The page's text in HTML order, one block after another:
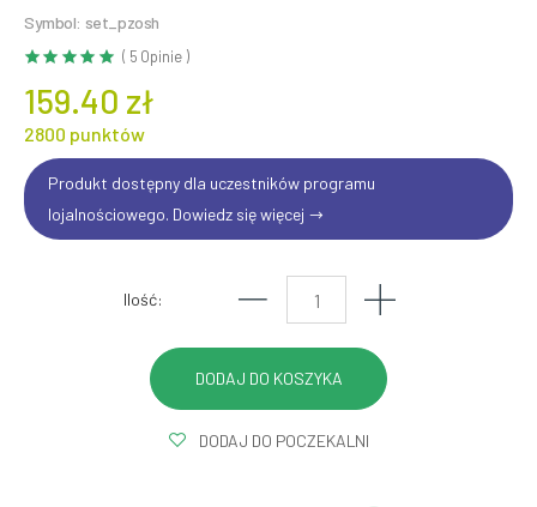
Symbol: set_pzosh
( 5 Opinie )
159.40 zł
2800 punktów
Produkt dostępny dla uczestników programu
lojalnościowego. Dowiedz się więcej
Ilość:
DODAJ DO POCZEKALNI